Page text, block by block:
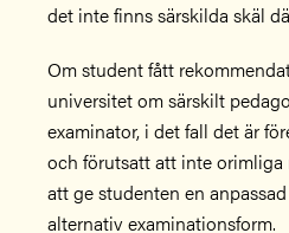
det inte finns särskilda skäl
Om student fått
universitet om särskilt
examinator, i det fall det är
och förutsatt att inte orimliga
att ge studenten en
alternativ examinationsform.